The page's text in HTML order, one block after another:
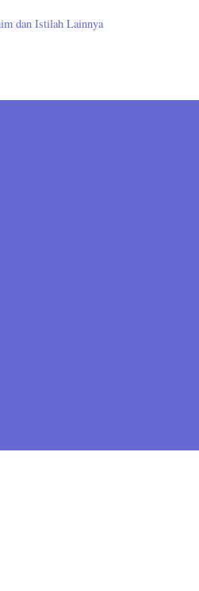
dan Istilah Lainnya